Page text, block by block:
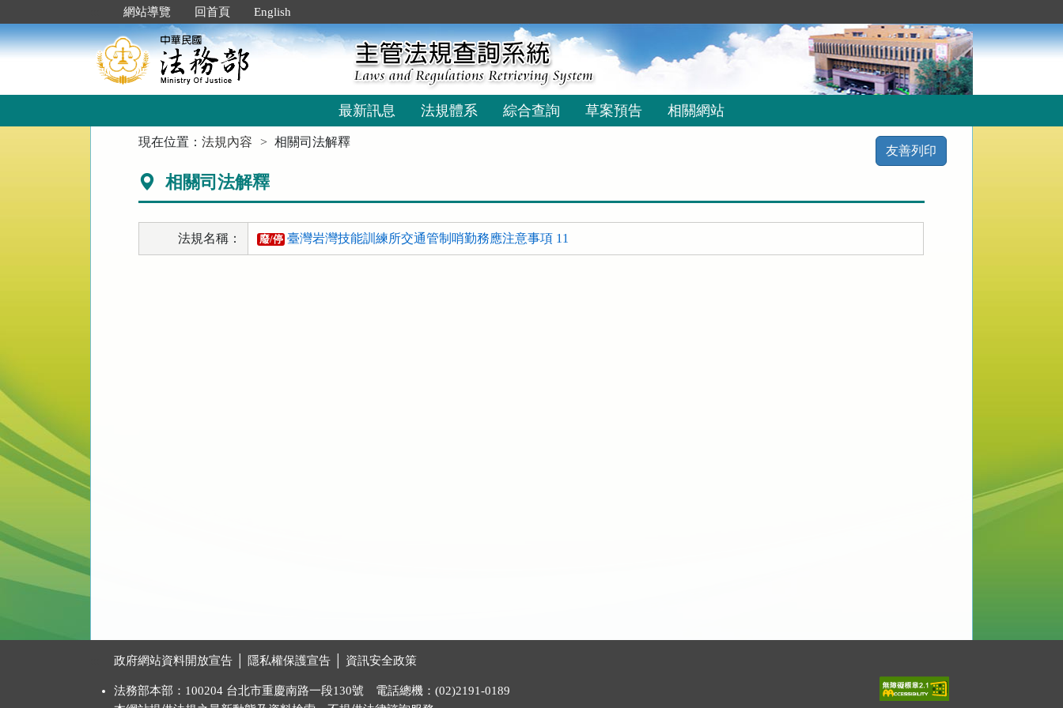
到
主
要
網站導覽 回首頁 English
最新訊息 法規體系 綜合查詢 草案預告 相關網站
現在位置：法規內容 相關司法解釋
友善列印
相關司法解釋
法規名稱： 廢/停 臺灣岩灣技能訓練所交通管制哨勤務應注意事項 11
政府網站資料開放宣告 隱私權保護宣告 資訊安全政策
法務部本部：100204 台北市重慶南路一段130號 電話總機：(02)2191-0189